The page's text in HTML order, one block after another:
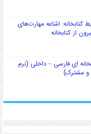
کتابخانه: اشاعه مهارت‌های
از کتابخانه
ای فارسی – داخلی (نرم
و مشترک)